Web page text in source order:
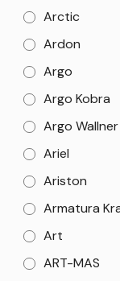
Arctic
Ardon
Argo
Argo Kobra
Argo Wallner
Ariel
Ariston
Armatura
Art
ART-MAS